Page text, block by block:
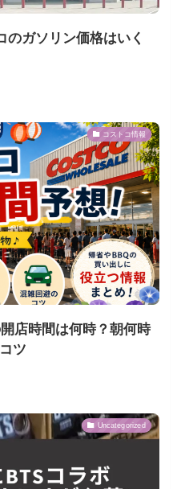
のガソリン価格はいく
コストコ情報
店時間は何時？朝何時
ツ
Uncategorized